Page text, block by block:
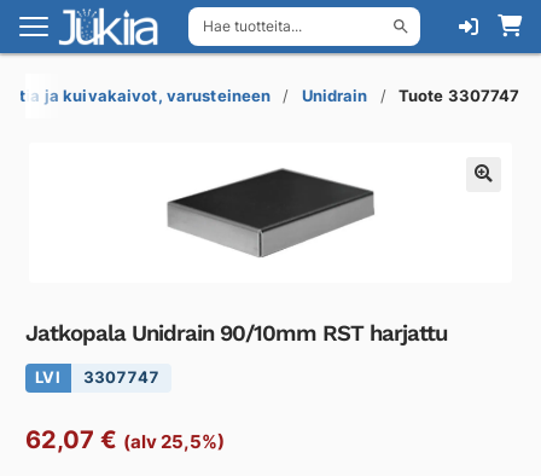
Hae tuotteita...
Siirry
navigointiin
Siirry
sisältöön
ja kuivakaivot, varusteineen Unidrain Tuote 3307747
Jatkopala Unidrain 90/10mm RST harjattu
LVI 3307747
62,07 € (alv 25,5%)